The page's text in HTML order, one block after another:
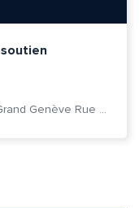
Cité des Métiers du Grand Genève Rue Prévost-Martin 6 1205 Genève